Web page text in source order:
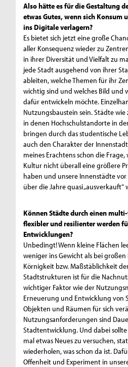
Also hätte es für die Gestaltung
etwas Gutes, wenn sich Konsum
ins Digitale verlagern?
Es bietet sich jetzt eine große
aller Konsequenz wieder zu
in ihrer Diversität und Vielfalt zu
jede Stadt ausgehend von ihrer
ableiten, welche Themen für ihr
wichtig sind und welches Bild und
dafür entwickeln möchte.
Nutzungsbaustein sein. Städte wie
in denen Hochschulstandorte in
bringen durch das studentische
auch den Charakter der
meines Erachtens schon die
Kultur nicht überall eine größere
haben und unsere Innenstädte
über die Jahre quasi „ausverkauft“
Können Städte durch einen
flexibler und resilienter werden
Entwicklungen?
Unbedingt! Wenn kleine Flächen
weniger ins Gewicht als bei großen
Körnigkeit bzw. Maßstäblichkeit
Stadtstrukturen ist für die
wichtiger Faktor wie der
Erneuerung und Entwicklung von
Objekten und Räumen für sich
Nutzungsanforderungen sind
Stadtentwicklung. Und dabei
mal etwas Neues zu versuchen,
wiederholen, was schon da ist.
Offenheit und Experiment in